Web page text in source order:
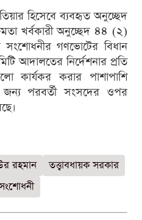
হিসেবে ব্যবহৃত অনুচ্ছেদ
খর্বকারী অনুচ্ছেদ ৪৪ (২)
গণভোটের বিধান
আদালতের নির্দেশনার প্রতি
কার্যকর করার পাশাপাশি
জন্য পরবর্তী সংসদের ওপর
রহমান
তত্ত্বাবধায়ক সরকার